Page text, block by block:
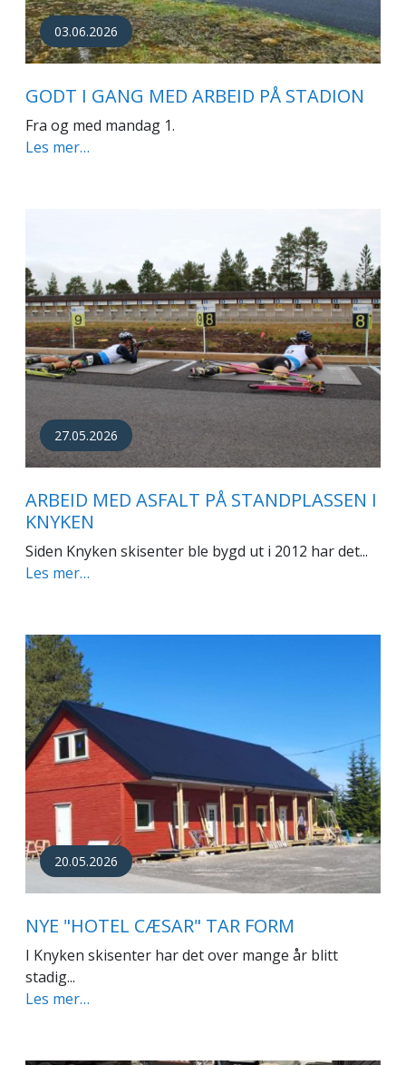
03.06.2026
GODT I GANG MED ARBEID PÅ STADION
Fra og med mandag 1.
Les mer…
27.05.2026
ARBEID MED ASFALT PÅ STANDPLASSEN I
KNYKEN
Siden Knyken skisenter ble bygd ut i 2012 har det...
Les mer…
20.05.2026
NYE "HOTEL CÆSAR" TAR FORM
I Knyken skisenter har det over mange år blitt
stadig...
Les mer…